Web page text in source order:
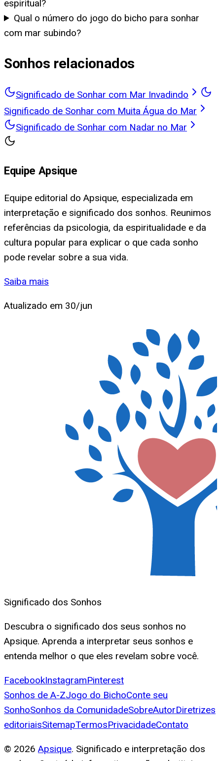
espiritual?
Qual o número do jogo do bicho para sonhar
com mar subindo?
Sonhos relacionados
Significado de Sonhar com Mar Invadindo
Significado de Sonhar com Muita Água do Mar
Significado de Sonhar com Nadar no Mar
Equipe Apsique
Equipe editorial do Apsique, especializada em
interpretação e significado dos sonhos. Reunimos
referências da psicologia, da espiritualidade e da
cultura popular para explicar o que cada sonho
pode revelar sobre a sua vida.
Saiba mais
Atualizado em 30/jun
Significado dos Sonhos
Descubra o significado dos seus sonhos no
Apsique. Aprenda a interpretar seus sonhos e
entenda melhor o que eles revelam sobre você.
FacebookInstagramPinterest
Sonhos de A-ZJogo do BichoConte seu
SonhoSonhos da ComunidadeSobreAutorDiretrizes
editoriaisSitemapTermosPrivacidadeContato
© 2026 Apsique. Significado e interpretação dos